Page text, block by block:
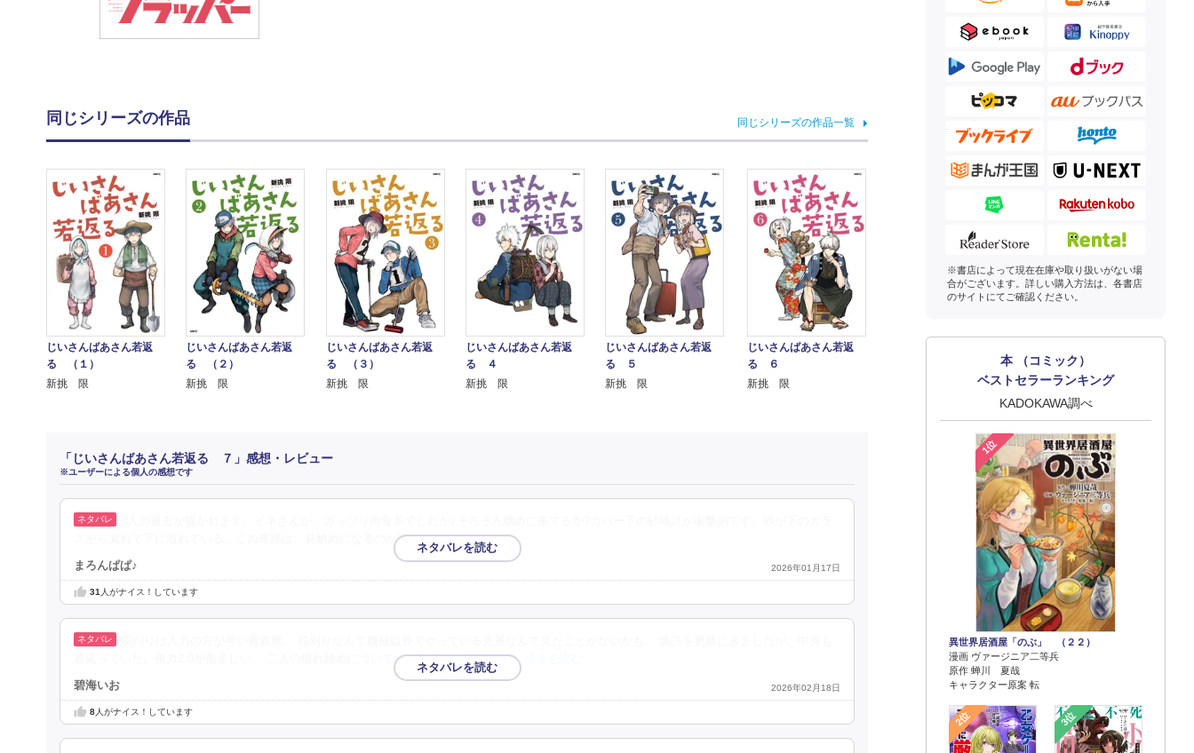
同じシリーズの作品 同じシリーズの作品一覧
じいさんばあさん若返
る （１）
新挑 限
じいさんばあさん若返
る （２）
新挑 限
じいさんばあさん若返
る （３）
新挑 限
じいさんばあさん若返
る ４
新挑 限
じいさんばあさん若返
る ５
新挑 限
じいさんばあさん若返
る ６
新挑 限
「じいさんばあさん若返る ７」感想・レビュー
※ユーザーによる個人の感想です
スから漏れて下に溢れている。この奇跡は、見納めになるのか?
まろんぱぱ♪ 2026年01月17日
31 人がナイス！しています
若返っていた。視力2.0が羨ましい。 二人の慣れ始めについてインタビューをされま …続きを読む
碧海いお 2026年02月18日
8人がナイス！しています
※書店によって現在在庫や取り扱いがない場
合がございます。詳しい購入方法は、各書店
のサイトにてご確認ください。
本 （コミック）
ベストセラーランキング
KADOKAWA調べ
1位
異世界居酒屋「のぶ」 （２２）
漫画 ヴァージニア二等兵
原作 蝉川 夏哉
キャラクター原案 転
2位 3位